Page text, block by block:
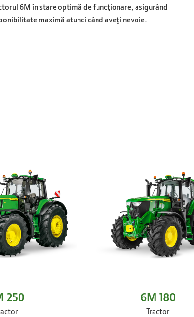
6M în stare optimă de funcţionare, asigurând
maximă atunci când aveţi nevoie.
250 6M 180
Tractor